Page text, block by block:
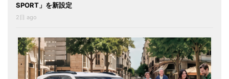
SPORT」を新設定
2日 ago